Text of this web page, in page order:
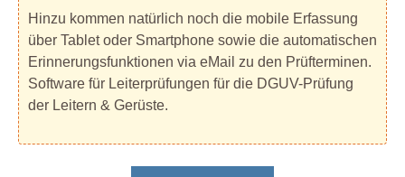
Hinzu kommen natürlich noch die mobile Erfassung
über Tablet oder Smartphone sowie die automatischen
Erinnerungsfunktionen via eMail zu den Prüfterminen.
Software für Leiterprüfungen für die DGUV-Prüfung
der Leitern & Gerüste.